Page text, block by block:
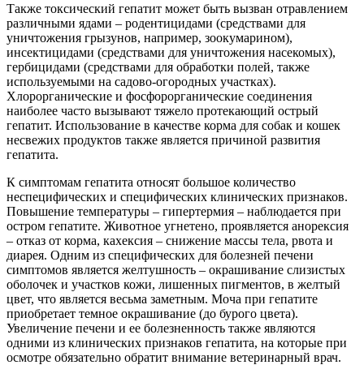
Также токсический гепатит может быть вызван отравлением
различными ядами – родентицидами (средствами для
уничтожения грызунов, например, зоокумарином),
инсектицидами (средствами для уничтожения насекомых),
гербицидами (средствами для обработки полей, также
используемыми на садово-огородных участках).
Хлорорганические и фосфорорганические соединения
наиболее часто вызывают тяжело протекающий острый
гепатит. Использование в качестве корма для собак и кошек
несвежих продуктов также является причиной развития
гепатита.
К симптомам гепатита относят большое количество
неспецифических и специфических клинических признаков.
Повышение температуры – гипертермия – наблюдается при
остром гепатите. Животное угнетено, проявляется анорексия
– отказ от корма, кахексия – снижение массы тела, рвота и
диарея. Одним из специфических для болезней печени
симптомов является желтушность – окрашивание слизистых
оболочек и участков кожи, лишенных пигментов, в желтый
цвет, что является весьма заметным. Моча при гепатите
приобретает темное окрашивание (до бурого цвета).
Увеличение печени и ее болезненность также являются
одними из клинических признаков гепатита, на которые при
осмотре обязательно обратит внимание ветеринарный врач.